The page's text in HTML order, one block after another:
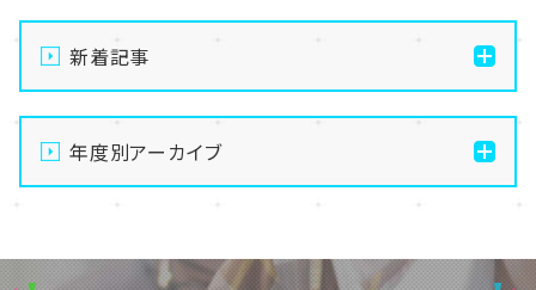
新着記事
【名護市にある通信制高校】🎀💕メイク・美容専攻体験
授業🎀💕【8月22日（土）】
【名護市にある通信制高校】夏祭り延期のお知らせ
ンパス開催！学校の雰囲気を体感しよう✨
年度別アーカイブ
2025